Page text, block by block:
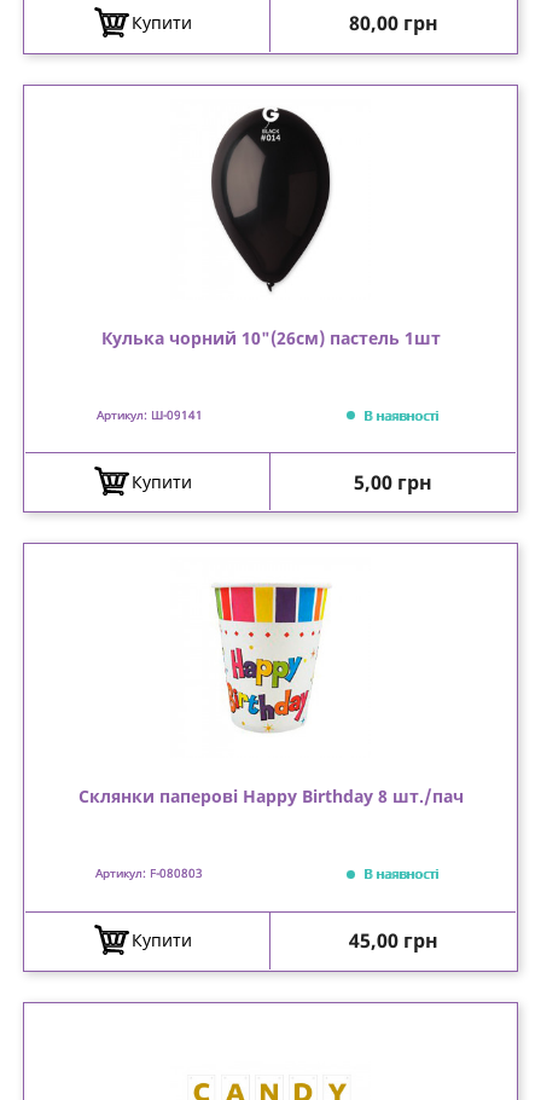
Купити Ціна
80,00 грн
Кулька чорний 10"(26см) пастель 1шт
Артикул: Ш-09141 В наявності
Купити Ціна
5,00 грн
Склянки паперові Happy Birthday 8 шт./пач
Артикул: F-080803 В наявності
Купити Ціна
45,00 грн